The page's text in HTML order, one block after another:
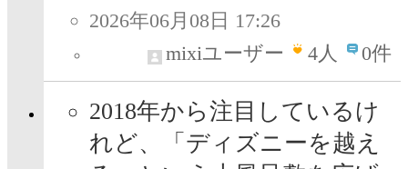
2026年06月08日 17:26
mixiユーザー
4人 0件
2018年から注目しているけ
れど、「ディズニーを越え